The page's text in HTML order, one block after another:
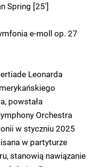
Spring [25']
e-moll op. 27
Leonarda
powstała
Orchestra
w styczniu 2025
w partyturze
stanowią nawiązanie